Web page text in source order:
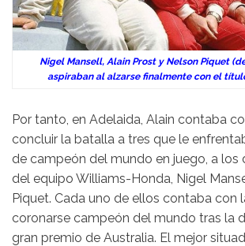
Nigel Mansell, Alain Prost y Nelson Piquet
aspiraban al alzarse finalmente con el
Por tanto, en Adelaida, Alain contaba
concluir la batalla a tres que le
de campeón del mundo en juego, a los
del equipo Williams-Honda, Nigel
Piquet. Cada uno de ellos contaba con
coronarse campeón del mundo tras la
gran premio de Australia. El mejor